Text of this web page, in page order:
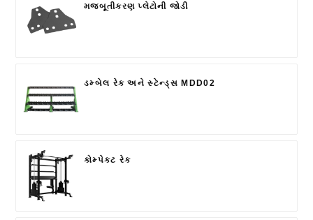
મજબૂતીકરણ પ્લેટોની જોડી
ડમ્બેલ રેક અને સ્ટેન્ડ્સ MDD02
કોમ્પેક્ટ રેક